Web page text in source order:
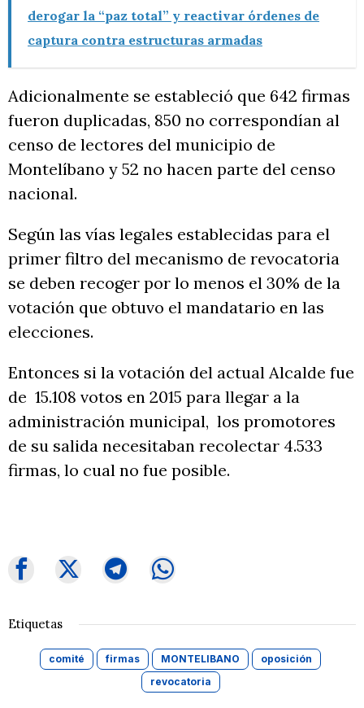
derogar la “paz total” y reactivar órdenes de
captura contra estructuras armadas
Adicionalmente se estableció que 642 firmas
fueron duplicadas, 850 no correspondían al
censo de lectores del municipio de
Montelíbano y 52 no hacen parte del censo
nacional.
Según las vías legales establecidas para el
primer filtro del mecanismo de revocatoria
se deben recoger por lo menos el 30% de la
votación que obtuvo el mandatario en las
elecciones.
Entonces si la votación del actual Alcalde fue
de 15.108 votos en 2015 para llegar a la
administración municipal, los promotores
de su salida necesitaban recolectar 4.533
firmas, lo cual no fue posible.
Etiquetas
comité firmas MONTELIBANO
oposición
revocatoria